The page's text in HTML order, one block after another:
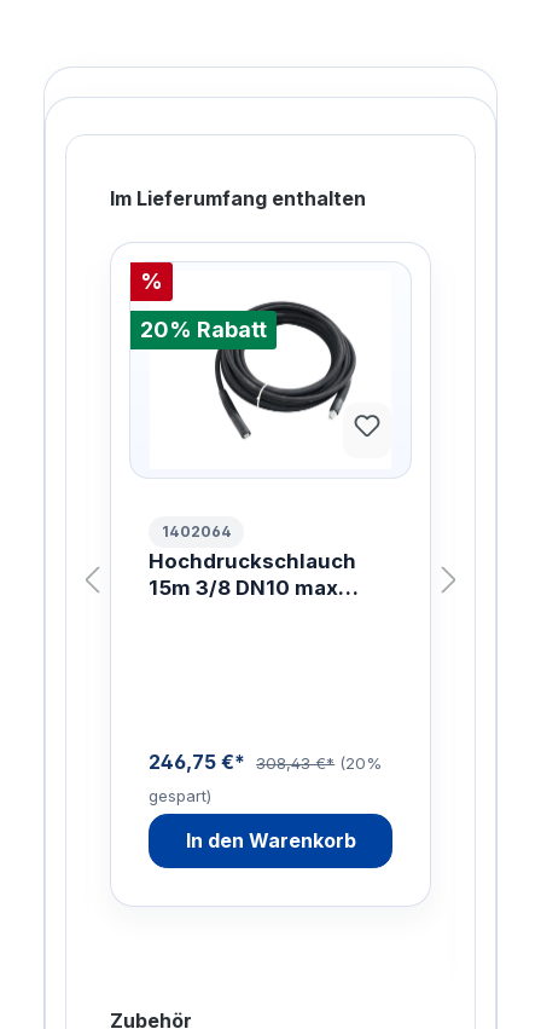
Im Lieferumfang enthalten
%
20% Rabatt
1402064
Hochdruckschlauch
15m 3/8 DN10 max
246,75 €* 308,43 €* (20%
gespart)
In den Warenkorb
Zubehör